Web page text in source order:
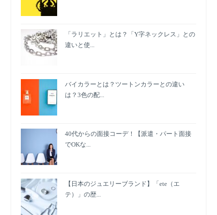
「ラリエット」とは？「Y字ネックレス」との
違いと使...
バイカラーとは？ツートンカラーとの違い
は？3色の配...
40代からの面接コーデ！【派遣・パート面接
でOKな...
【日本のジュエリーブランド】「ete（エ
テ）」の歴...